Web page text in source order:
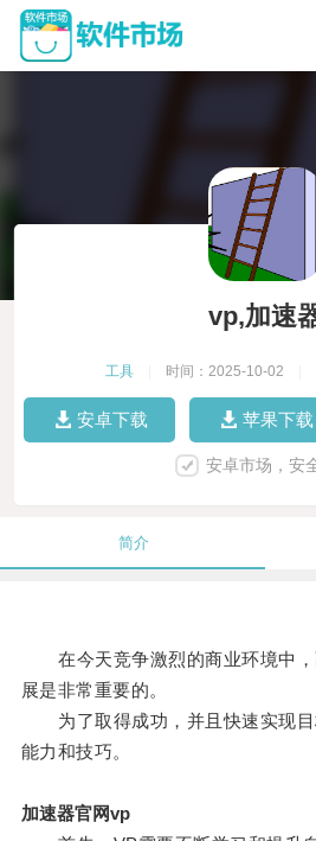
vp,加速
工具 时间：2025-10-02
安卓下载 苹果下载
安卓市场，安
简介
在今天竞争激烈的商业环境中，
展是非常重要的。
为了取得成功，并且快速实现目
能力和技巧。
加速器官网vp